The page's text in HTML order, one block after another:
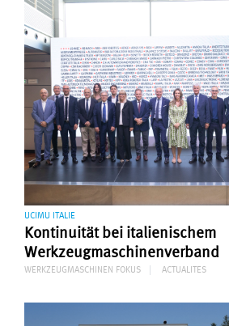
UCIMU ITALIE
Kontinuität bei italienischem
Werkzeugmaschinenverband
WERKZEUGMASCHINEN FOKUS ACTUALITES